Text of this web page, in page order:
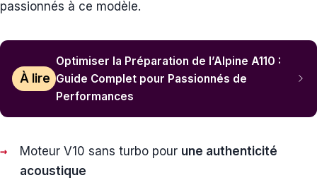
passionnés à ce modèle.
À lire
Optimiser la Préparation de l’Alpine A110 :
Guide Complet pour Passionnés de
Performances
Moteur V10 sans turbo pour une authenticité
acoustique